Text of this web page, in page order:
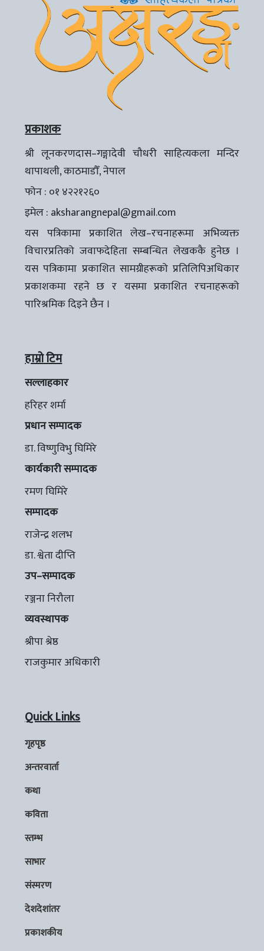
प्रकाशक
श्री लूनकरणदास–गङ्गादेवी चौधरी साहित्यकला मन्दिर
थापाथली, काठमाडौँ, नेपाल
फोन : ०१ ४२२१२६०
इमेल : aksharangnepal@gmail.com
यस पत्रिकामा प्रकाशित लेख–रचनाहरूमा अभिव्यक्त
विचारप्रतिको जवाफदेहिता सम्बन्धित लेखककै हुनेछ ।
यस पत्रिकामा प्रकाशित सामग्रीहरूको प्रतिलिपिअधिकार
प्रकाशकमा रहने छ र यसमा प्रकाशित रचनाहरूको
पारिश्रमिक दिइने छैन ।
हाम्रो टिम
सल्लाहकार
हरिहर शर्मा
प्रधान सम्पादक
डा. विष्णुविभु घिमिरे
कार्यकारी सम्पादक
रमण घिमिरे
सम्पादक
राजेन्द्र शलभ
डा. श्वेता दीप्ति
उप–सम्पादक
रञ्जना निरौला
व्यवस्थापक
श्रीपा श्रेष्ठ
राजकुमार अधिकारी
Quick Links
गृहपृष्ठ
अन्तरवार्ता
कथा
कविता
स्तम्भ
साभार
संस्मरण
देशदेशांतर
प्रकाशकीय